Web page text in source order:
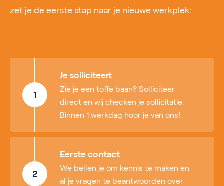
zet je de eerste stap naar je nieuwe werkplek:
1
Je solliciteert
Zie je een toffe baan? Solliciteer
direct en wij checken je sollicitatie.
Binnen 1 werkdag hoor je van ons!
2
Eerste contact
We bellen je om kennis te maken en
al je vragen te beantwoorden over